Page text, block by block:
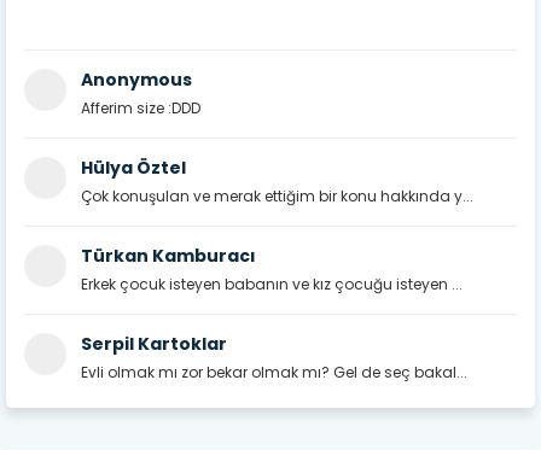
Anonymous
Afferim size :DDD
Hülya Öztel
Çok konuşulan ve merak ettiğim bir konu hakkında y...
Türkan Kamburacı
Erkek çocuk isteyen babanın ve kız çocuğu isteyen ...
Serpil Kartoklar
Evli olmak mı zor bekar olmak mı? Gel de seç bakal...